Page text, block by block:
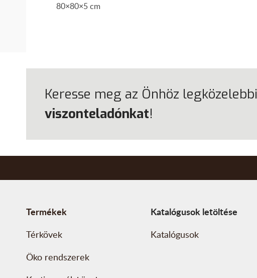
80×80×5 cm
Keresse meg az Önhöz legközelebbi
viszonteladónkat!
Termékek
Térkövek
Öko rendszerek
Katalógusok letöltése
Katalógusok